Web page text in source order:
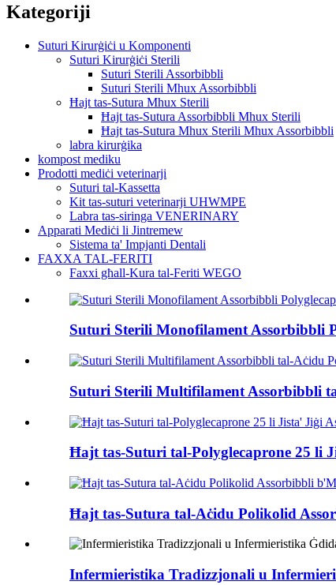
Kategoriji
Suturi Kirurġiċi u Komponenti
Suturi Kirurġiċi Sterili
Suturi Sterili Assorbibbli
Suturi Sterili Mhux Assorbibbli
Ħajt tas-Sutura Mhux Sterili
Ħajt tas-Sutura Assorbibbli Mhux Sterili
Ħajt tas-Sutura Mhux Sterili Mhux Assorbibbli
labra kirurġika
kompost mediku
Prodotti mediċi veterinarji
Suturi tal-Kassetta
Kit tas-suturi veterinarji UHWMPE
Labra tas-siringa VENERINARY
Apparati Mediċi li Jintremew
Sistema ta' Impjanti Dentali
FAXXA TAL-FERITI
Faxxi għall-Kura tal-Feriti WEGO
Suturi Sterili Monofilament Assorbibbli
Suturi Sterili Multifilament Assorbibbli
Ħajt tas-Suturi tal-Polyglecaprone 25 li
Ħajt tas-Sutura tal-Aċidu Polikolid
Infermieristika Tradizzjonali u